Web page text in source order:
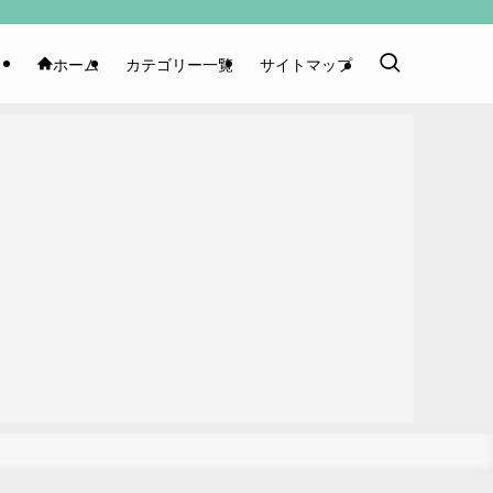
ホーム カテゴリー一覧 サイトマップ